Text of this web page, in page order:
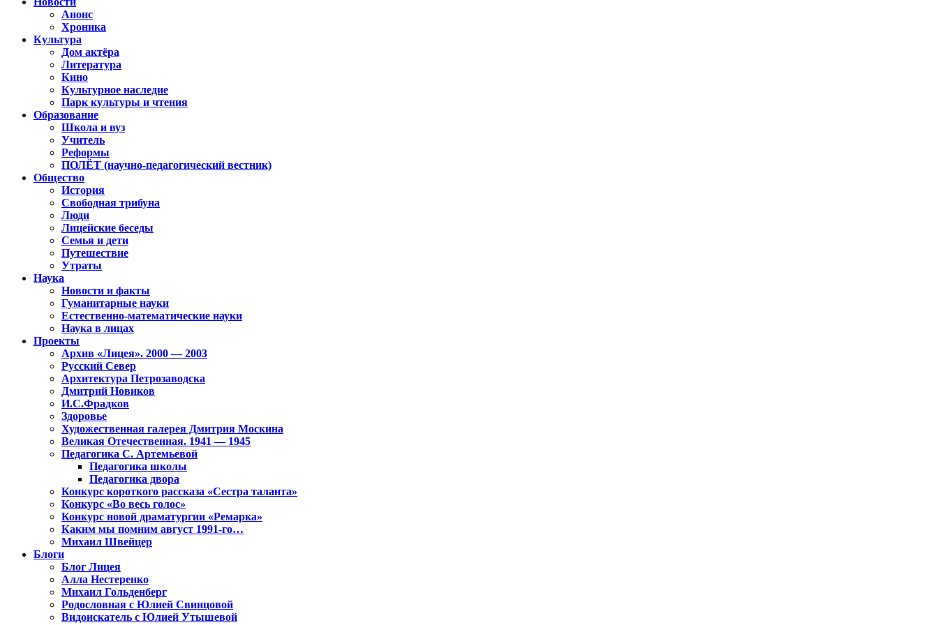
Анонс
Хроника
Культура
Дом актёра
Литература
Кино
Культурное наследие
Парк культуры и чтения
Образование
Школа и вуз
Учитель
Реформы
ПОЛЁТ (научно-педагогический вестник)
Общество
История
Свободная трибуна
Люди
Лицейские беседы
Семья и дети
Путешествие
Утраты
Наука
Новости и факты
Гуманитарные науки
Естественно-математические науки
Наука в лицах
Проекты
Архив «Лицея». 2000 — 2003
Русский Север
Архитектура Петрозаводска
Дмитрий Новиков
И.С.Фрадков
Здоровье
Художественная галерея Дмитрия Москина
Великая Отечественная. 1941 — 1945
Педагогика С. Артемьевой
Педагогика школы
Педагогика двора
Конкурс короткого рассказа «Сестра таланта»
Конкурс «Во весь голос»
Конкурс новой драматургии «Ремарка»
Каким мы помним август 1991-го…
Михаил Швейцер
Блоги
Блог Лицея
Алла Нестеренко
Михаил Гольденберг
Родословная с Юлией Свинцовой
Видоискатель с Юлией Утышевой